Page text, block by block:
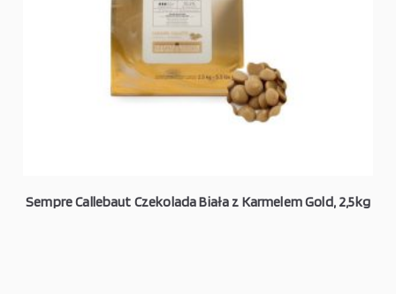
Sempre Callebaut Czekolada Biała z Karmelem Gold, 2,5kg